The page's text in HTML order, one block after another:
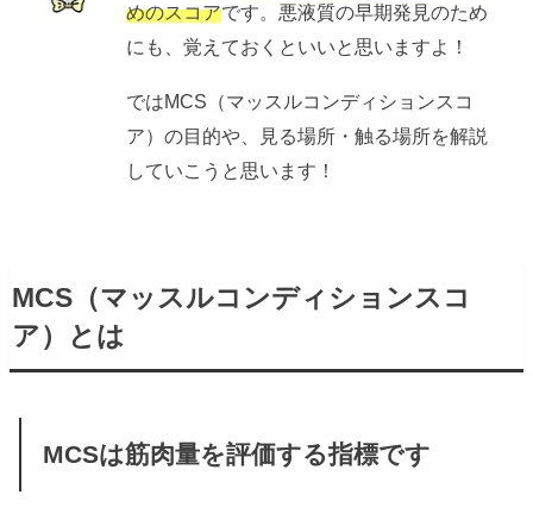
めのスコアです。悪液質の早期発見のため
にも、覚えておくといいと思いますよ！
ではMCS（マッスルコンディションスコ
ア）の目的や、見る場所・触る場所を解説
していこうと思います！
MCS（マッスルコンディションスコ
ア）とは
MCSは筋肉量を評価する指標です